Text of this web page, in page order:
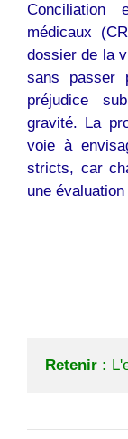
Conciliation
médicaux
dossier de la
sans passer
préjudice
gravité. La
voie à
stricts, car
une
Retenir :